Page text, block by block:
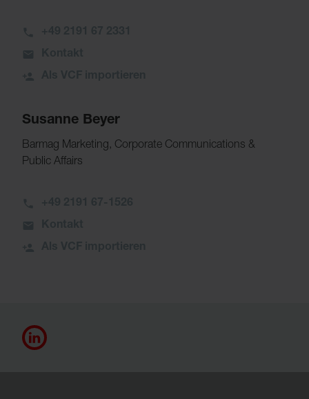
Susanne Beyer
Barmag Marketing, Corporate Communications &
Public Affairs